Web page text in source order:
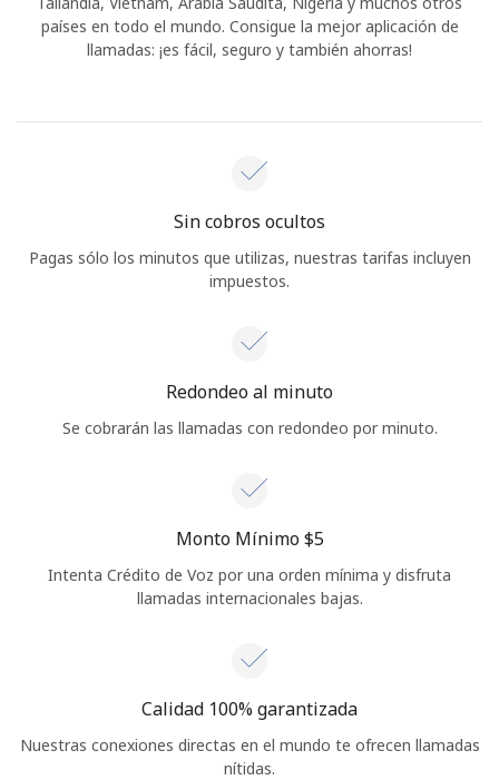
países en todo el mundo. Consigue la mejor aplicación de
llamadas: ¡es fácil, seguro y también ahorras!
Sin cobros ocultos
Pagas sólo los minutos que utilizas, nuestras tarifas incluyen
impuestos.
Redondeo al minuto
Se cobrarán las llamadas con redondeo por minuto.
Monto Mínimo ⁦$5⁩
Intenta Crédito de Voz por una orden mínima y disfruta
llamadas internacionales bajas.
Calidad 100% garantizada
Nuestras conexiones directas en el mundo te ofrecen llamadas
nítidas.